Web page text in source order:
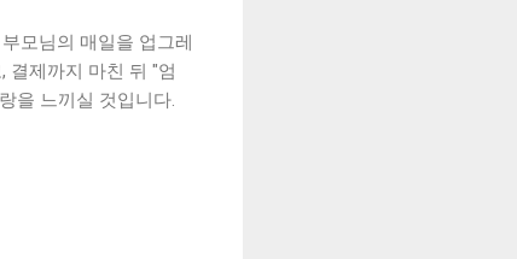
모님의 매일을 업그레
결제까지 마친 뒤 "엄
을 느끼실 것입니다.